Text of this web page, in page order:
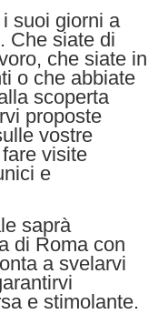
suoi giorni a
Che siate di
che siate in
o che abbiate
scoperta
proposte
vostre
visite
e
saprà
di Roma con
a svelarvi
e stimolante.